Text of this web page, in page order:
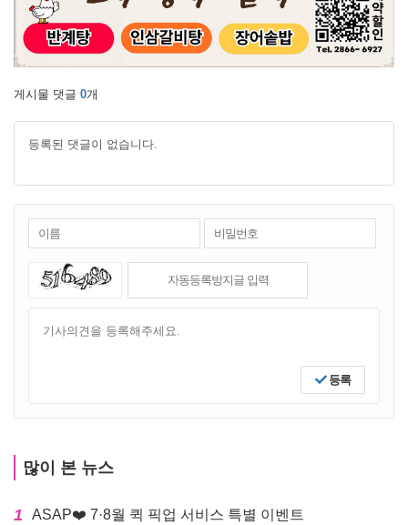
게시물 댓글 0개
등록된 댓글이 없습니다.
등록
많이 본 뉴스
1 ASAP❤️ 7·8월 퀵 픽업 서비스 특별 이벤트